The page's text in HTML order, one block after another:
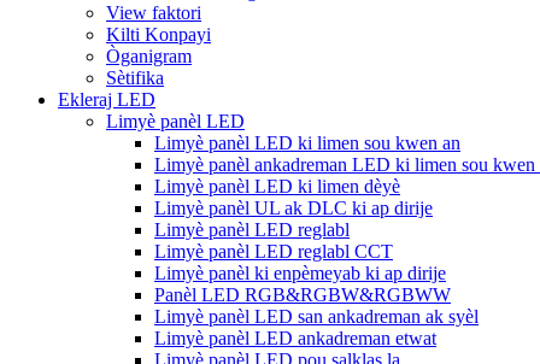
View faktori
Kilti Konpayi
Òganigram
Sètifika
Ekleraj LED
Limyè panèl LED
Limyè panèl LED ki limen sou kwen an
Limyè panèl ankadreman LED ki limen sou kwen
Limyè panèl LED ki limen dèyè
Limyè panèl UL ak DLC ki ap dirije
Limyè panèl LED reglabl
Limyè panèl LED reglabl CCT
Limyè panèl ki enpèmeyab ki ap dirije
Panèl LED RGB&RGBW&RGBWW
Limyè panèl LED san ankadreman ak syèl
Limyè panèl LED ankadreman etwat
Limyè panèl LED pou salklas la